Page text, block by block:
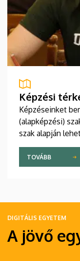
Képzési
Képzéseinket
(alapképzési)
szak alapján
TOVÁBB
DIGITÁLIS EGYETEM
A jövő